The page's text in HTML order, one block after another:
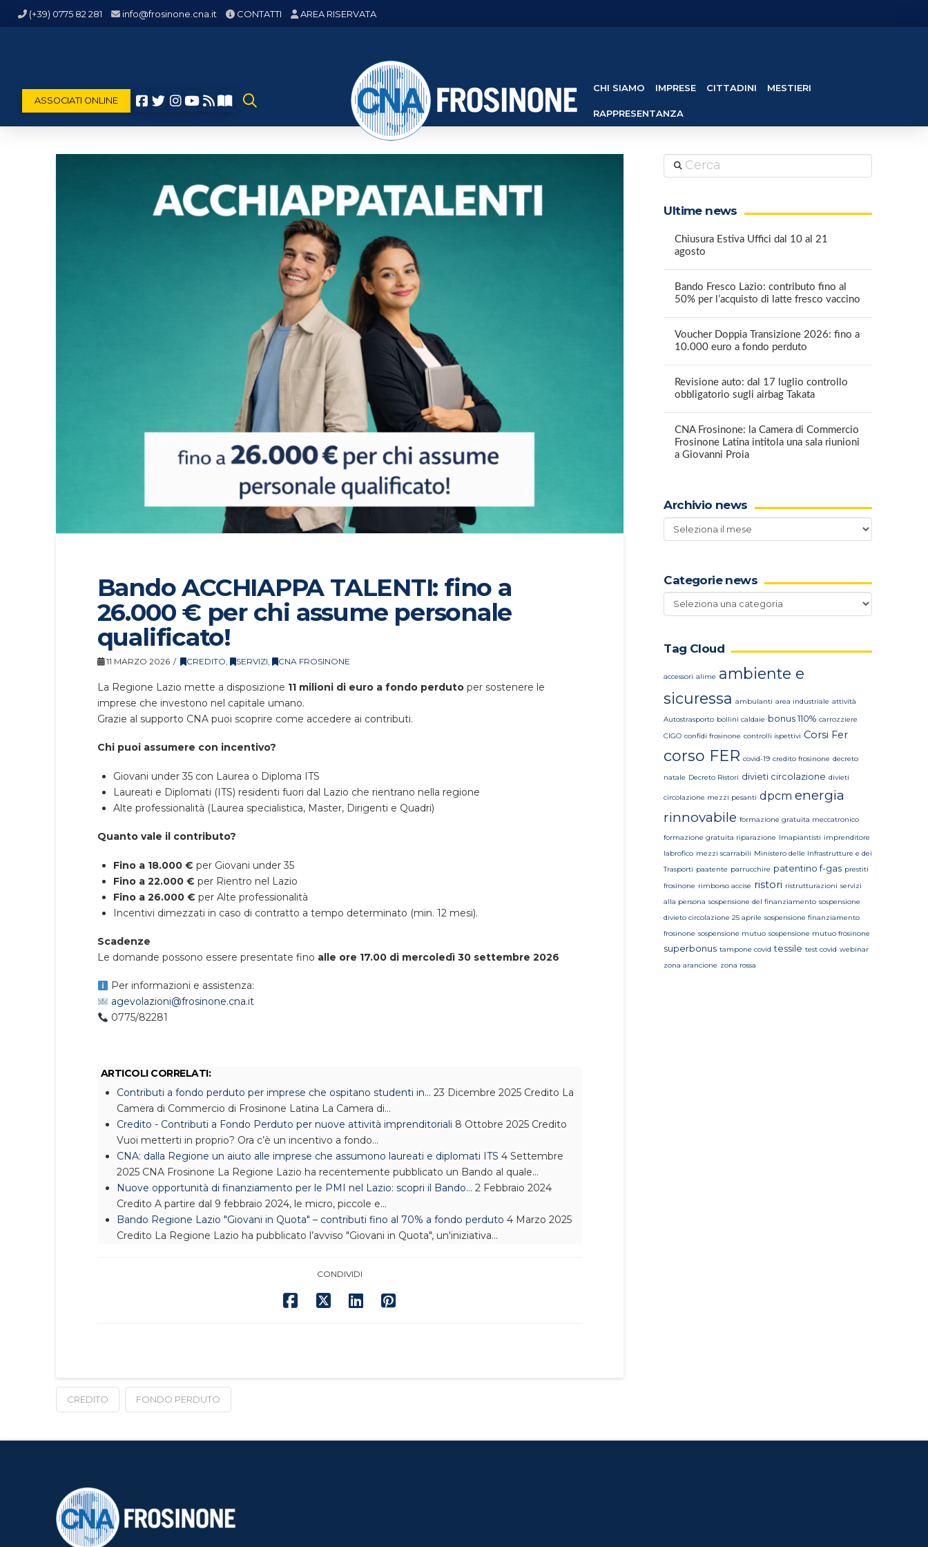
(+39) 0775 82 281 info@frosinone.cna.it CONTATTI AREA RISERVATA
ASSOCIATI ONLINE
CHI SIAMO IMPRESE CITTADINI MESTIERI
RAPPRESENTANZA
Bando ACCHIAPPA TALENTI: fino a
26.000 € per chi assume personale
qualificato!
11 MARZO 2026 CREDITO , SERVIZI , CNA FROSINONE
La Regione Lazio mette a disposizione 11 milioni di euro a fondo perdutoper sostenere le
imprese che investono nel capitale umano.
Grazie al supporto CNA puoi scoprire come accedere ai contributi.
Chi puoi assumere con incentivo?
Giovani under 35 con Laurea o Diploma ITS
Laureati e Diplomati (ITS) residenti fuori dal Lazio che rientrano nella regione
Alte professionalità (Laurea specialistica, Master, Dirigenti e Quadri)
Quanto vale il contributo?
Fino a 18.000 € per Giovani under 35
Fino a 22.000 € per Rientro nel Lazio
Fino a 26.000 € per Alte professionalità
Incentivi dimezzati in caso di contratto a tempo determinato (min. 12 mesi).
Scadenze
Le domande possono essere presentate fino alle ore 17.00 di mercoledì 30 settembre 2026
Per informazioni e assistenza:
agevolazioni@frosinone.cna.it
0775/82281
ARTICOLI CORRELATI:
Contributi a fondo perduto per imprese che ospitano studenti in… 23 Dicembre 2025 Credito La
Camera di Commercio di Frosinone Latina La Camera di…
Credito - Contributi a Fondo Perduto per nuove attività imprenditoriali 8 Ottobre 2025 Credito
Vuoi metterti in proprio? Ora c’è un incentivo a fondo…
CNA: dalla Regione un aiuto alle imprese che assumono laureati e diplomati ITS 4 Settembre
2025 CNA Frosinone La Regione Lazio ha recentemente pubblicato un Bando al quale…
Nuove opportunità di finanziamento per le PMI nel Lazio: scopri il Bando… 2 Febbraio 2024
Credito A partire dal 9 febbraio 2024, le micro, piccole e…
Bando Regione Lazio "Giovani in Quota" – contributi fino al 70% a fondo perduto 4 Marzo 2025
Credito La Regione Lazio ha pubblicato l’avviso "Giovani in Quota", un'iniziativa…
CONDIVIDI
CREDITO FONDO PERDUTO
Cerca
Ultime news
Chiusura Estiva Uffici dal 10 al 21
agosto
Bando Fresco Lazio: contributo fino al
50% per l’acquisto di latte fresco vaccino
Voucher Doppia Transizione 2026: fino a
10.000 euro a fondo perduto
Revisione auto: dal 17 luglio controllo
obbligatorio sugli airbag Takata
CNA Frosinone: la Camera di Commercio
Frosinone Latina intitola una sala riunioni
a Giovanni Proia
Archivio news
Archivio
news
Categorie news
Categorie
news
Tag Cloud
accessori alime ambiente e
sicuressa ambulanti area industriale attività
Autostrasporto bollini caldaie bonus 110% carrozziere
CIGO confidi frosinone controlli ispettivi Corsi Fer
corso FER covid-19 credito frosinone decreto
natale Decreto Ristori divieti circolazione divieti
circolazione mezzi pesanti dpcm energia
rinnovabile formazione gratuita meccatronico
formazione gratuita riparazione Imapiantisti imprenditore
labrofico mezzi scarrabili Ministero delle Infrastrutture e dei
Trasporti paatente parrucchire patentino f-gas prestiti
frosinone rimborso accise ristori ristrutturazioni servizi
alla persona sospensione del finanziamento sospensione
divieto circolazione 25 aprile sospensione finanziamento
frosinone sospensione mutuo sospensione mutuo frosinone
superbonus tampone covid tessile test covid webinar
zona arancione zona rossa